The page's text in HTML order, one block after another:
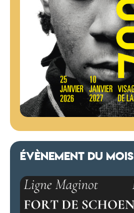
ÉVÈNEMENT DU MOIS